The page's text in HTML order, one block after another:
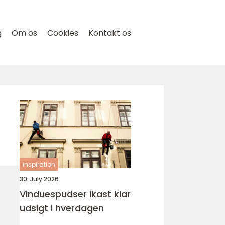
Om os Cookies Kontakt os
inspiration
30. July 2026
Vinduespudser ikast klar
udsigt i hverdagen